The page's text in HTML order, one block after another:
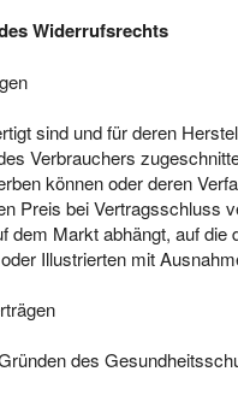
Widerrufsrechts
sind und für deren
Verbrauchers
können oder deren
Preis bei Vertragsschluss
dem Markt abhängt, auf
Illustrierten mit
des